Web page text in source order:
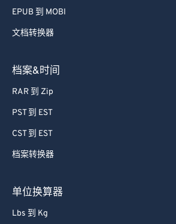
EPUB 到 MOBI
文档转换器
档案&时间
RAR 到 Zip
PST 到 EST
CST 到 EST
档案转换器
单位换算器
Lbs 到 Kg